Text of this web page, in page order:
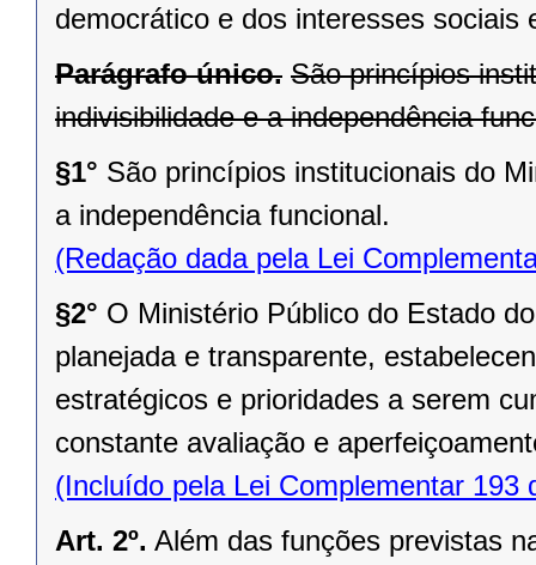
democrático e dos interesses sociais
Parágrafo único. São princípios
indivisibilidade e a independência
§1° São princípios institucionais do
a independência funcional.
(Redação dada pela Lei
§2° O Ministério Público do Estado
planejada e transparente,
estratégicos e prioridades a serem
constante avaliação e
(Incluído pela Lei Complementar 193
Art. 2º. Além das funções previstas